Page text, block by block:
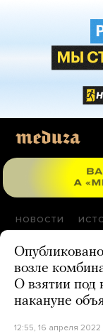
НОВОСТИ
возле
О взятии под
накануне
12:55, 16 апреля 2022